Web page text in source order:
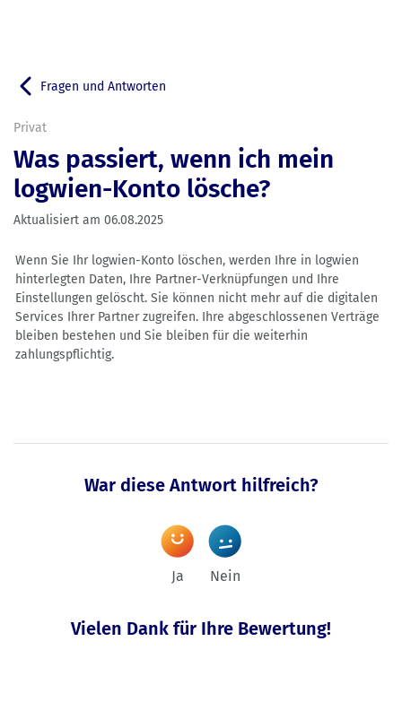
Zurück zu
Fragen und Antworten
Privat
Was passiert, wenn ich mein
logwien-Konto lösche?
Aktualisiert am 06.08.2025
Wenn Sie Ihr logwien-Konto löschen, werden Ihre in logwien
hinterlegten Daten, Ihre Partner-Verknüpfungen und Ihre
Einstellungen gelöscht. Sie können nicht mehr auf die digitalen
Services Ihrer Partner zugreifen. Ihre abgeschlossenen Verträge
bleiben bestehen und Sie bleiben für die weiterhin
zahlungspflichtig.
War diese Antwort hilfreich?
Ja Nein
Vielen Dank für Ihre Bewertung!